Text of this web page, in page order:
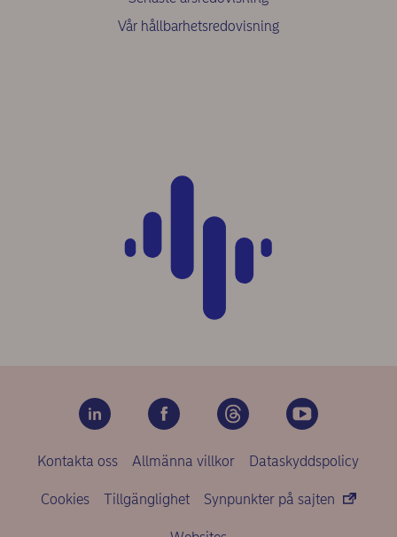
Vår hållbarhetsredovisning
Kontakta oss Allmänna villkor Dataskyddspolicy
Cookies Tillgänglighet Synpunkter på sajten